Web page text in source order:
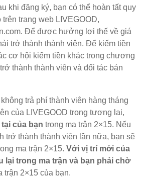
khi đăng ký, bạn có thể hoàn tất quy
trang web LIVEGOOD,
Để được hưởng lợi thế về giá
trở thành thành viên. Để kiếm tiền
cơ hội kiếm tiền khác trong chương
thành thành viên và đối tác bán
trả phí thành viên hàng tháng
của LIVEGOOD trong tương lai,
của bạn trong ma trận 2×15. Nếu
trở thành thành viên lần nữa, bạn sẽ
ma trận 2×15. Với vị trí mới của
lại trong ma trận và bạn phải chờ
trận 2×15 của bạn.